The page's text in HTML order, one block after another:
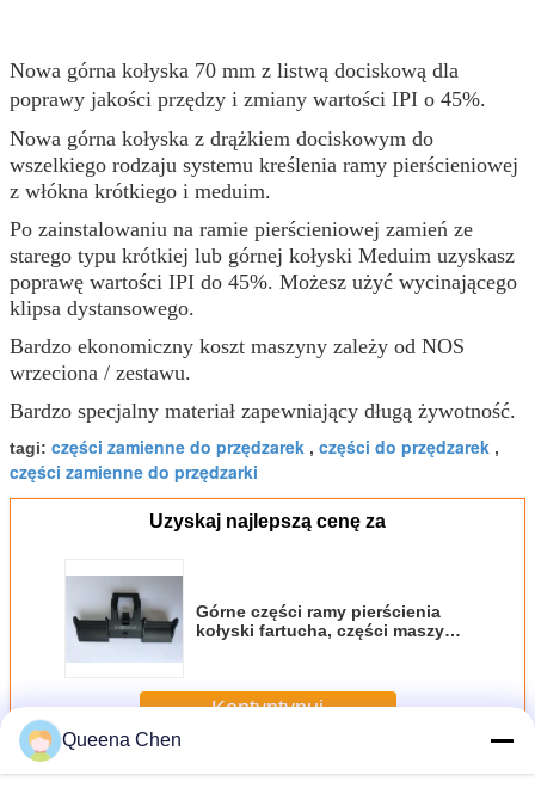
Nowa górna kołyska 70 mm z listwą dociskową dla
poprawy jakości przędzy i zmiany wartości IPI o 45%.
Nowa górna kołyska z drążkiem dociskowym do
wszelkiego rodzaju systemu kreślenia ramy pierścieniowej
z włókna krótkiego i meduim.
Po zainstalowaniu na ramie pierścieniowej zamień ze
starego typu krótkiej lub górnej kołyski Meduim uzyskasz
poprawę wartości IPI do 45%. Możesz użyć wycinającego
klipsa dystansowego.
Bardzo ekonomiczny koszt maszyny zależy od NOS
wrzeciona / zestawu.
Bardzo specjalny materiał zapewniający długą żywotność.
tagi: części zamienne do przędzarek , części do przędzarek ,
części zamienne do przędzarki
Uzyskaj najlepszą cenę za
Górne części ramy pierścienia
kołyski fartucha, części maszyny
Kontyntynuj
JeszczeKołyska fartuchów z najlepszymi kołowrotkami
Queena Chen